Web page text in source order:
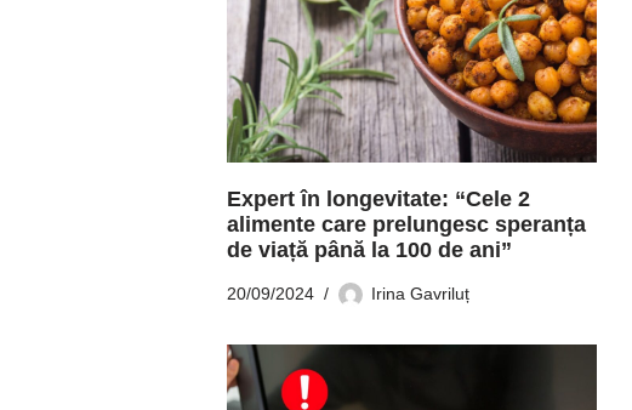
Expert în longevitate: “Cele 2
alimente care prelungesc speranța
de viață până la 100 de ani”
20/09/2024 Irina Gavriluț